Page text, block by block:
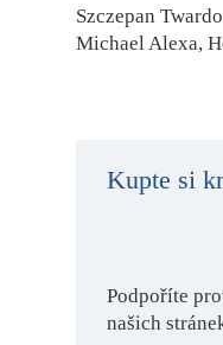
Szczepan
Michael Alexa,
Kupte si
Podpoříte
našich